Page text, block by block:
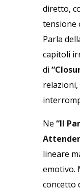
diretto,
tensione
Parla
capitoli
di
Ne “Il
lineare
emotivo.
concetto